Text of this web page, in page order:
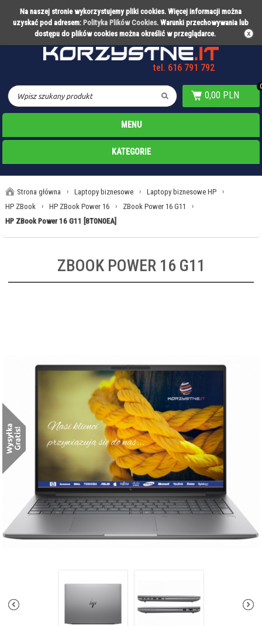
Na naszej stronie wykorzystujemy pliki cookies. Więcej informacji można
uzyskać pod adresem: Polityka Plików Cookies. Warunki przechowywania lub
dostępu do plików cookies można określić w przeglądarce.
Partner technologiczny Warty Poznań
tel. 616 791 792
0,00 PLN
0
MENU
KATEGORIE
Strona główna › Laptopy biznesowe › Laptopy biznesowe HP ›
HP ZBook › HP ZBook Power 16 › ZBook Power 16 G11 ›
HP ZBook Power 16 G11 [8T0N0EA]
ZBOOK POWER 16 G11